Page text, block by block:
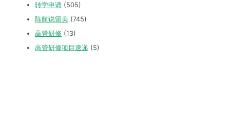
转学申请 (505)
陈航说留美 (745)
高管研修 (13)
高管研修项目速递 (5)